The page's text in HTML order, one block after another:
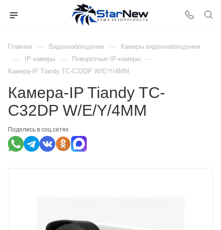
Главная — Видеонаблюдение — Камеры видеонаблюдения
— IP камеры — Поворотные IP-камеры —
Камера-IP Tiandy TC-C32DP W/E/Y/4ММ
Поделись в соц.сетях
Камера-IP Tiandy TC-
C32DP W/E/Y/4ММ